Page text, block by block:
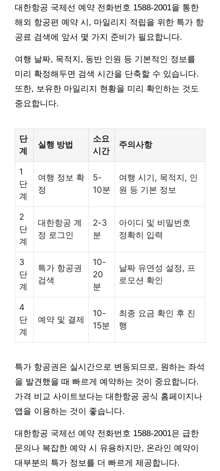
대한항공 국제선 예약 전화번호 1588-2001을 통한
해외 항공편 예약 시, 마일리지 적립을 위한 특가 항
공료 검색에 앞서 몇 가지 준비가 필요합니다.
여행 날짜, 목적지, 동반 인원 등 기본적인 정보를
미리 확정해두면 검색 시간을 단축할 수 있습니다.
또한, 보유한 마일리지 현황을 미리 확인하는 것도
중요합니다.
단
계
실행 방법
소요
시간
주의사항
1
단
계
여행 정보 확
정
5-
10분
여행 시기, 목적지, 인
원 등 기본 정보
2
단
계
대한항공 계
정 로그인
2-3
분
아이디 및 비밀번호
정확히 입력
3
단
계
특가 항공권
검색
10-
20
분
날짜 유연성 설정, 프
로모션 확인
4
단
계
예약 및 결제
10-
15분
최종 요금 확인 후 진
행
특가 항공권은 실시간으로 변동되므로, 원하는 좌석
을 발견했을 때 빠르게 예약하는 것이 중요합니다.
가격 비교 사이트보다는 대한항공 공식 홈페이지나
앱을 이용하는 것이 좋습니다.
대한항공 국제선 예약 전화번호 1588-2001은 급한
문의나 복잡한 예약 시 유용하지만, 온라인 예약이
대부분의 특가 정보를 더 빠르게 제공합니다.